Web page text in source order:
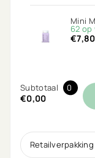
Mini
62 op
€7,80
Subtotaal 0
€0,00